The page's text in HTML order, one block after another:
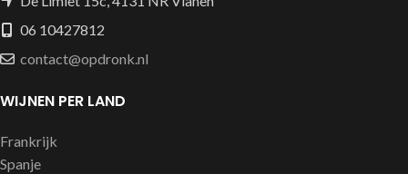
06 10427812
contact@opdronk.nl
WIJNEN PER LAND
Frankrijk
Spanje